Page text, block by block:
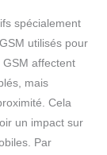
spécialement
utilisés pour
GSM affectent
mais
Cela
un impact sur
Par